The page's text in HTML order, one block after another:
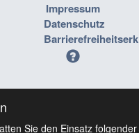
Impressum
Datenschutz
Sie den Einsatz folgender